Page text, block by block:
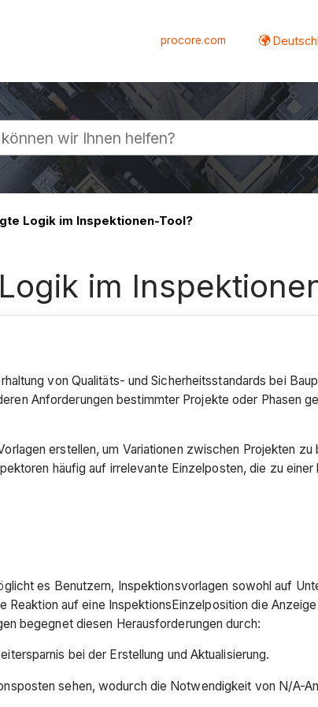
procore.com
Logik im Inspektionen-Tool?
im
von Qualitäts- und Sicherheitsstandards bei
Anforderungen bestimmter Projekte oder Phasen
erstellen, um Variationen zwischen Projekten
häufig auf irrelevante Einzelposten, die zu
es Benutzern, Inspektionsvorlagen sowohl auf
auf eine InspektionsEinzelposition die
begegnet diesen Herausforderungen durch:
bei der Erstellung und Aktualisierung.
sehen, wodurch die Notwendigkeit von N/A-